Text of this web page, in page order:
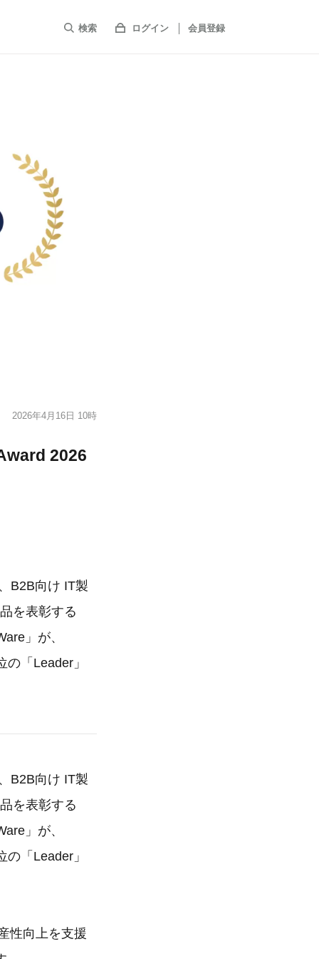
検索 ログイン 会員登録
2026年4月16日 10時
2026
B2B向け IT製
を表彰する
」が、
「Leader」
B2B向け IT製
を表彰する
」が、
「Leader」
性向上を支援